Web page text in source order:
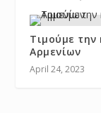
Τιμούμε την
Αρμενίων
April 24, 2023